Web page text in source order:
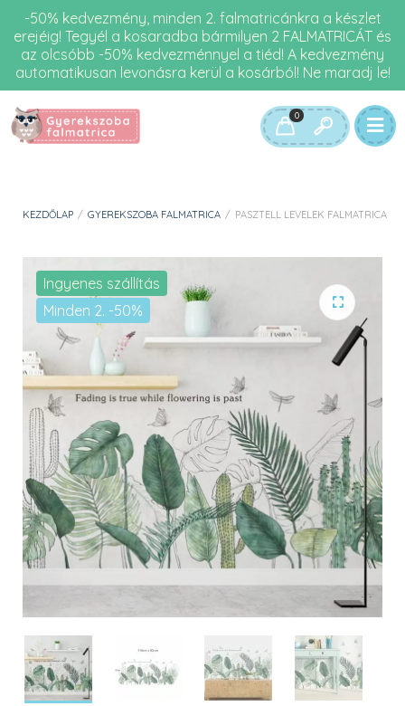
-50% kedvezmény, minden 2. falmatricánkra a készlet
erejéig! Tegyél a kosaradba bármilyen 2 FALMATRICÁT és
az olcsóbb -50% kedvezménnyel a tiéd! A kedvezmény
automatikusan levonásra kerül a kosárból! Ne maradj le!
0
KEZDŐLAP / GYEREKSZOBA FALMATRICA / PASZTELL LEVELEK FALMATRICA
Minden 2. -50%
Ingyenes szállítás